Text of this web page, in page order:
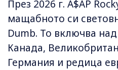
През 2026 г. A$AP
мащабното си
Dumb. То включва
Канада,
Германия и редица